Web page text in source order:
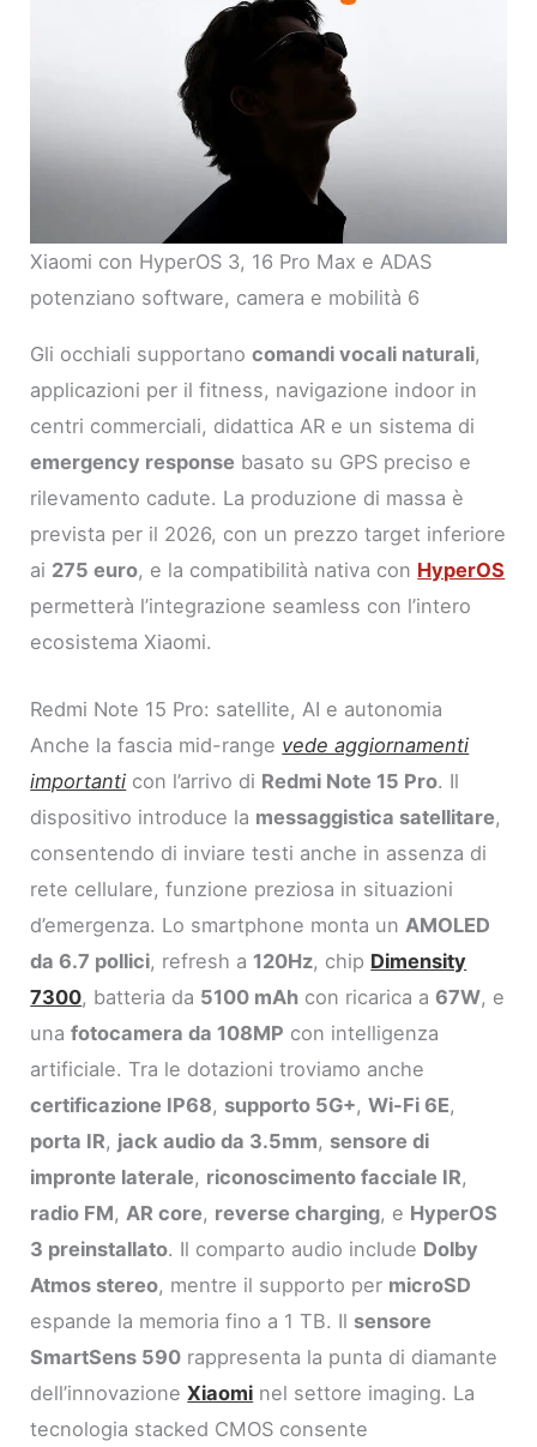
Xiaomi con HyperOS 3, 16 Pro Max e ADAS
potenziano software, camera e mobilità 6
Gli occhiali supportanocomandi vocali naturali,
applicazioni per il fitness, navigazione indoor in
centri commerciali, didattica AR e un sistema di
emergency response basato su GPS preciso e
rilevamento cadute. La produzione di massa è
prevista per il 2026, con un prezzo target inferiore
ai 275 euro, e la compatibilità nativa con HyperOS
permetterà l’integrazione seamless con l’intero
ecosistema Xiaomi.
Redmi Note 15 Pro: satellite, AI e autonomia
Anche la fascia mid-range vede aggiornamenti
importanti con l’arrivo di Redmi Note 15 Pro. Il
dispositivo introduce la messaggistica satellitare,
consentendo di inviare testi anche in assenza di
rete cellulare, funzione preziosa in situazioni
d’emergenza. Lo smartphone monta un AMOLED
da 6.7 pollici, refresh a 120Hz, chip Dimensity
7300, batteria da 5100 mAh con ricarica a67W, e
unafotocamera da 108MP con intelligenza
artificiale. Tra le dotazioni troviamo anche
certificazione IP68, supporto 5G+,Wi-Fi 6E,
porta IR, jack audio da 3.5mm, sensore di
impronte laterale, riconoscimento facciale IR,
radio FM, AR core, reverse charging, e HyperOS
3 preinstallato. Il comparto audio include Dolby
Atmos stereo, mentre il supporto per microSD
espande la memoria fino a 1 TB. Il sensore
SmartSens 590 rappresenta la punta di diamante
dell’innovazioneXiaomi nel settore imaging. La
tecnologia stacked CMOS consente